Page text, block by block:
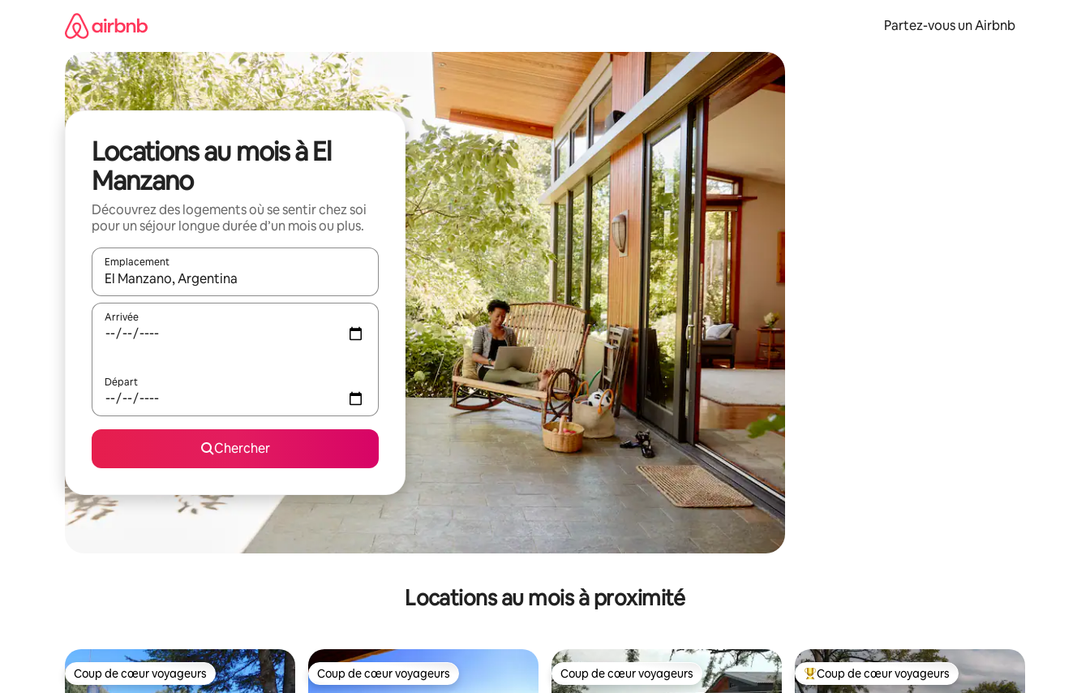
Partez-vous un Airbnb
Locations au mois à El
Manzano
Découvrez des logements où se sentir chez soi
pour un séjour longue durée d’un mois ou plus.
Emplacement
Quand les résultats sont affichés, parcourez-les en utilisant les flèches vers le haut et vers le bas, ou en appuyant dessus et en les faisant glisser.
Arrivée
Départ
Chercher
Locations au mois à proximité
Coup de cœur voyageurs
Coup de cœur voyageurs Coup de cœur voyageurs
Coup de cœur voyageurs Coup de cœur voyageurs
Coup de cœur voyageurs Coup de cœur voyageurs parmi les plus aimés
Coup de cœur voyageurs